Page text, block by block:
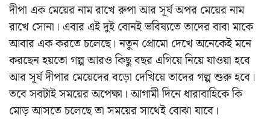
দীপা এক মেয়ের নাম রাখে রুপা আর সূর্য অপর মেয়ের নাম
রাখে সোনা। এবার এই দুই বোনই ভবিষ্যতে তাদের বাবা মাকে
আবার এক করতে চলেছে। নতুন প্রোমো দেখে অনেকেই মনে
করছেন হয়তো গল্প আরও কিছু বছর এগিয়ে নিয়ে যাওয়া হবে
আর সূর্য দীপার মেয়েদের বড়ো দেখিয়ে তাদের গল্প শুরু হবে।
তবে সবটাই সময়ের অপেক্ষা। আগামী দিনে ধারাবাহিকে কি
মোড় আসতে চলেছে তা সময়ের সাথেই বোঝা যাবে।